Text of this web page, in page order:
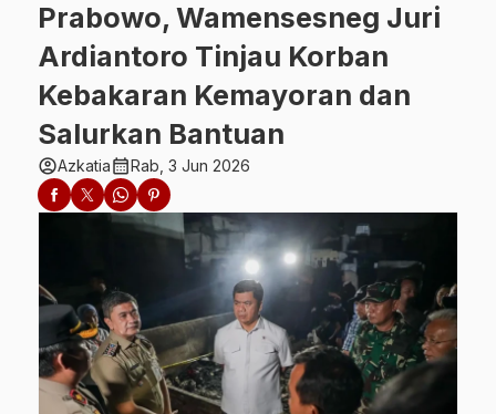
Prabowo, Wamensesneg Juri
Ardiantoro Tinjau Korban
Kebakaran Kemayoran dan
Salurkan Bantuan
account_circleAzkatiacalendar_monthRab, 3 Jun 2026